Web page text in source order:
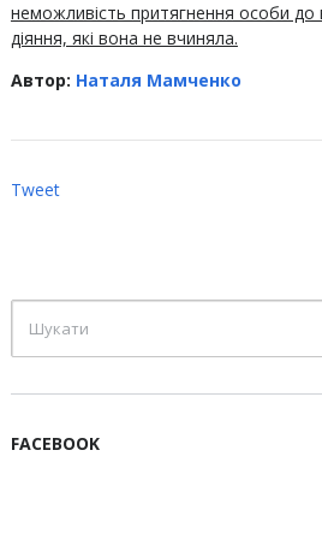
неможливість притягнення особи до
діяння, які вона не вчиняла.
Автор: Наталя Мамченко
Tweet
FACEBOOK